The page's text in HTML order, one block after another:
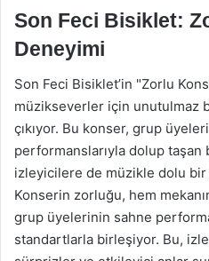
Son Feci Bisiklet:
Deneyimi
Son Feci Bisiklet’in "Zorlu
müzikseverler için unutulmaz
çıkıyor. Bu konser, grup
performanslarıyla dolup
izleyicilere de müzikle dolu bir
Konserin zorluğu, hem
grup üyelerinin sahne
standartlarla birleşiyor. Bu,